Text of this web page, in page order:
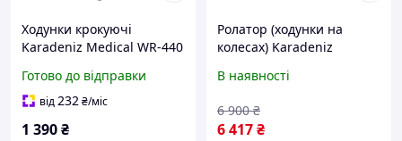
Ходунки крокуючі
Karadeniz Medical WR-440
Готово до відправки
від232₴/міс
1 390₴
Ролатор (ходунки на
колесах) Karadeniz
Медапаратура
В наявності
6 417₴
6 900 ₴